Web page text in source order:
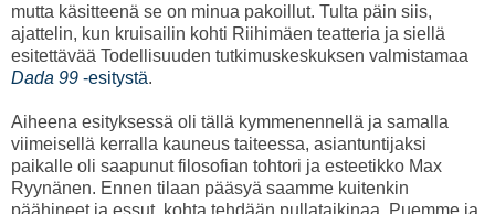
mutta käsitteenä se on minua pakoillut. Tulta päin siis,
ajattelin, kun kruisailin kohti Riihimäen teatteria ja siellä
esitettävää Todellisuuden tutkimuskeskuksen valmistamaa
Dada 99 -esitystä.
Aiheena esityksessä oli tällä kymmenennellä ja samalla
viimeisellä kerralla kauneus taiteessa, asiantuntijaksi
paikalle oli saapunut filosofian tohtori ja esteetikko Max
Ryynänen. Ennen tilaan pääsyä saamme kuitenkin
päähineet ja essut, kohta tehdään pullataikinaa. Puemme ja